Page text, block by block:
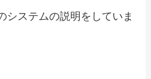
システムの説明をしていま